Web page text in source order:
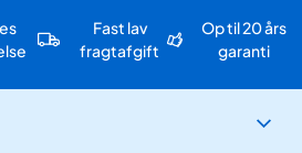
Fast lav
fragtafgift
Op til 20 års
garanti